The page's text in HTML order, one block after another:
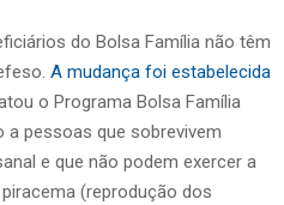
do Bolsa Família não têm
A mudança foi estabelecida
o Programa Bolsa Família
a pessoas que sobrevivem
e que não podem exercer a
(reprodução dos